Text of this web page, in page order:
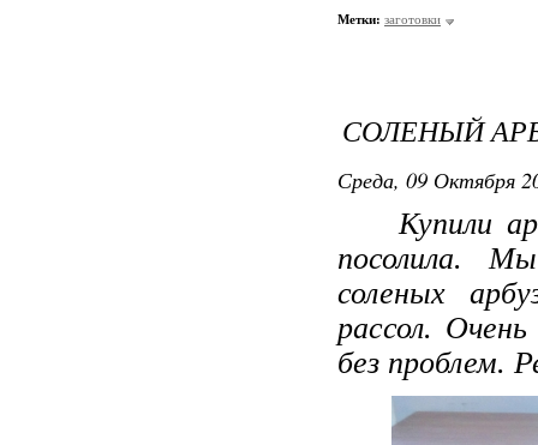
Метки: заготовки
СОЛЕНЫЙ
Среда, 09 Октября
Купили
посолила.
соленых
рассол.
без проблем.